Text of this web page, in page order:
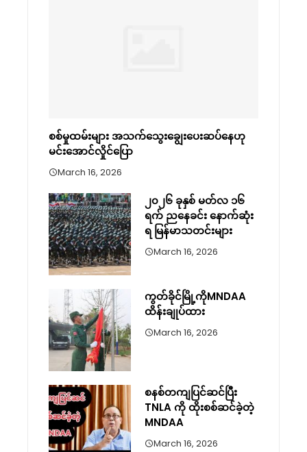
စစ်မှုထမ်းများ အသက်သွေးချွေးပေးဆပ်နေဟု
မင်းအောင်လှိုင်ပြော
March 16, 2026
၂၀၂၆ ခုနှစ် မတ်လ ၁၆
ရက် ညနေခင်း နောက်ဆုံး
ရ မြန်မာသတင်းများ
March 16, 2026
ကွတ်ခိုင်မြို့ကိုMNDAA
ထိန်းချုပ်ထား
March 16, 2026
စနစ်တကျပြင်ဆင်ပြီး
TNLA ကို ထိုးစစ်ဆင်ခဲ့တဲ့
MNDAA
March 16, 2026